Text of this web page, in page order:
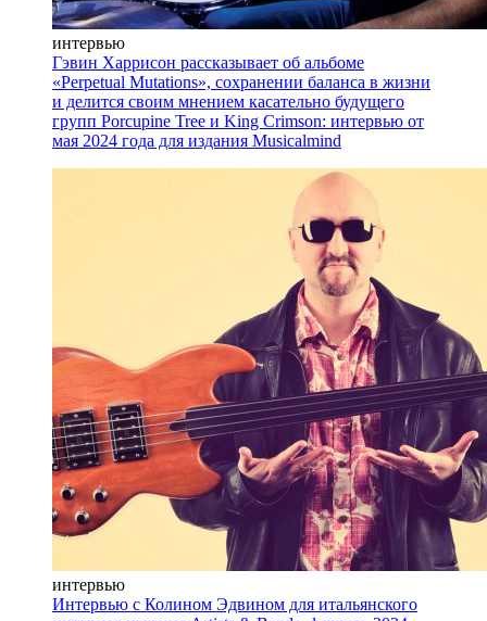
интервью
Гэвин Харрисон рассказывает об альбоме
«Perpetual Mutations», сохранении баланса в жизни
и делится своим мнением касательно будущего
групп Porcupine Tree и King Crimson: интервью от
мая 2024 года для издания Musicalmind
интервью
Интервью с Колином Эдвином для итальянского